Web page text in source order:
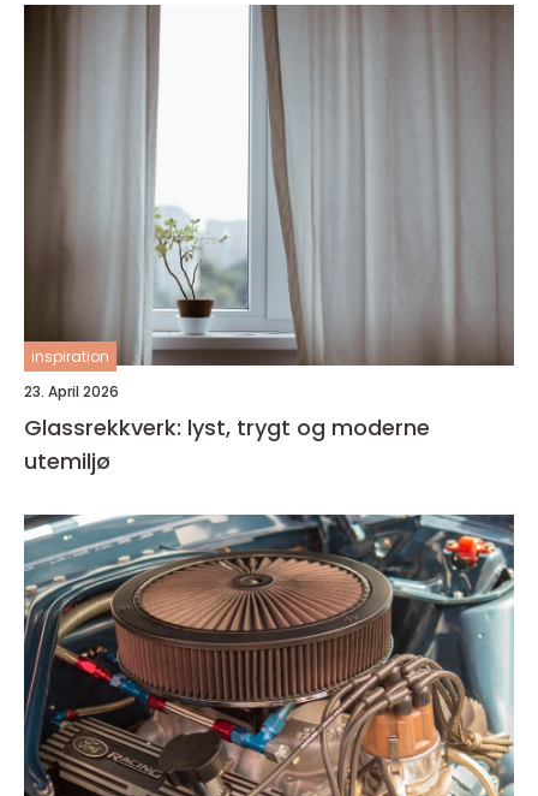
inspiration
23. April 2026
Glassrekkverk: lyst, trygt og moderne
utemiljø